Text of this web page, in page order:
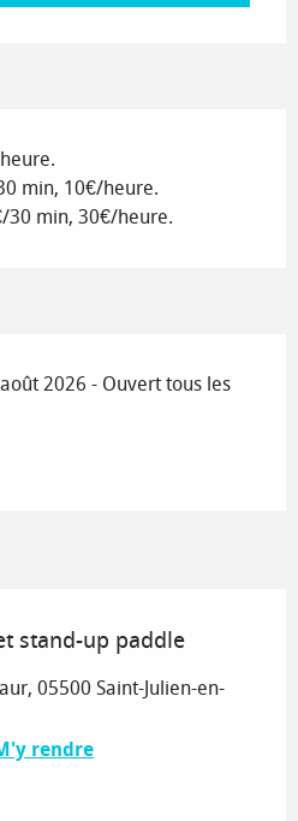
min, 10€/heure.
30 min, 30€/heure.
2026 - Ouvert tous les
stand-up paddle
05500 Saint-Julien-en-
rendre